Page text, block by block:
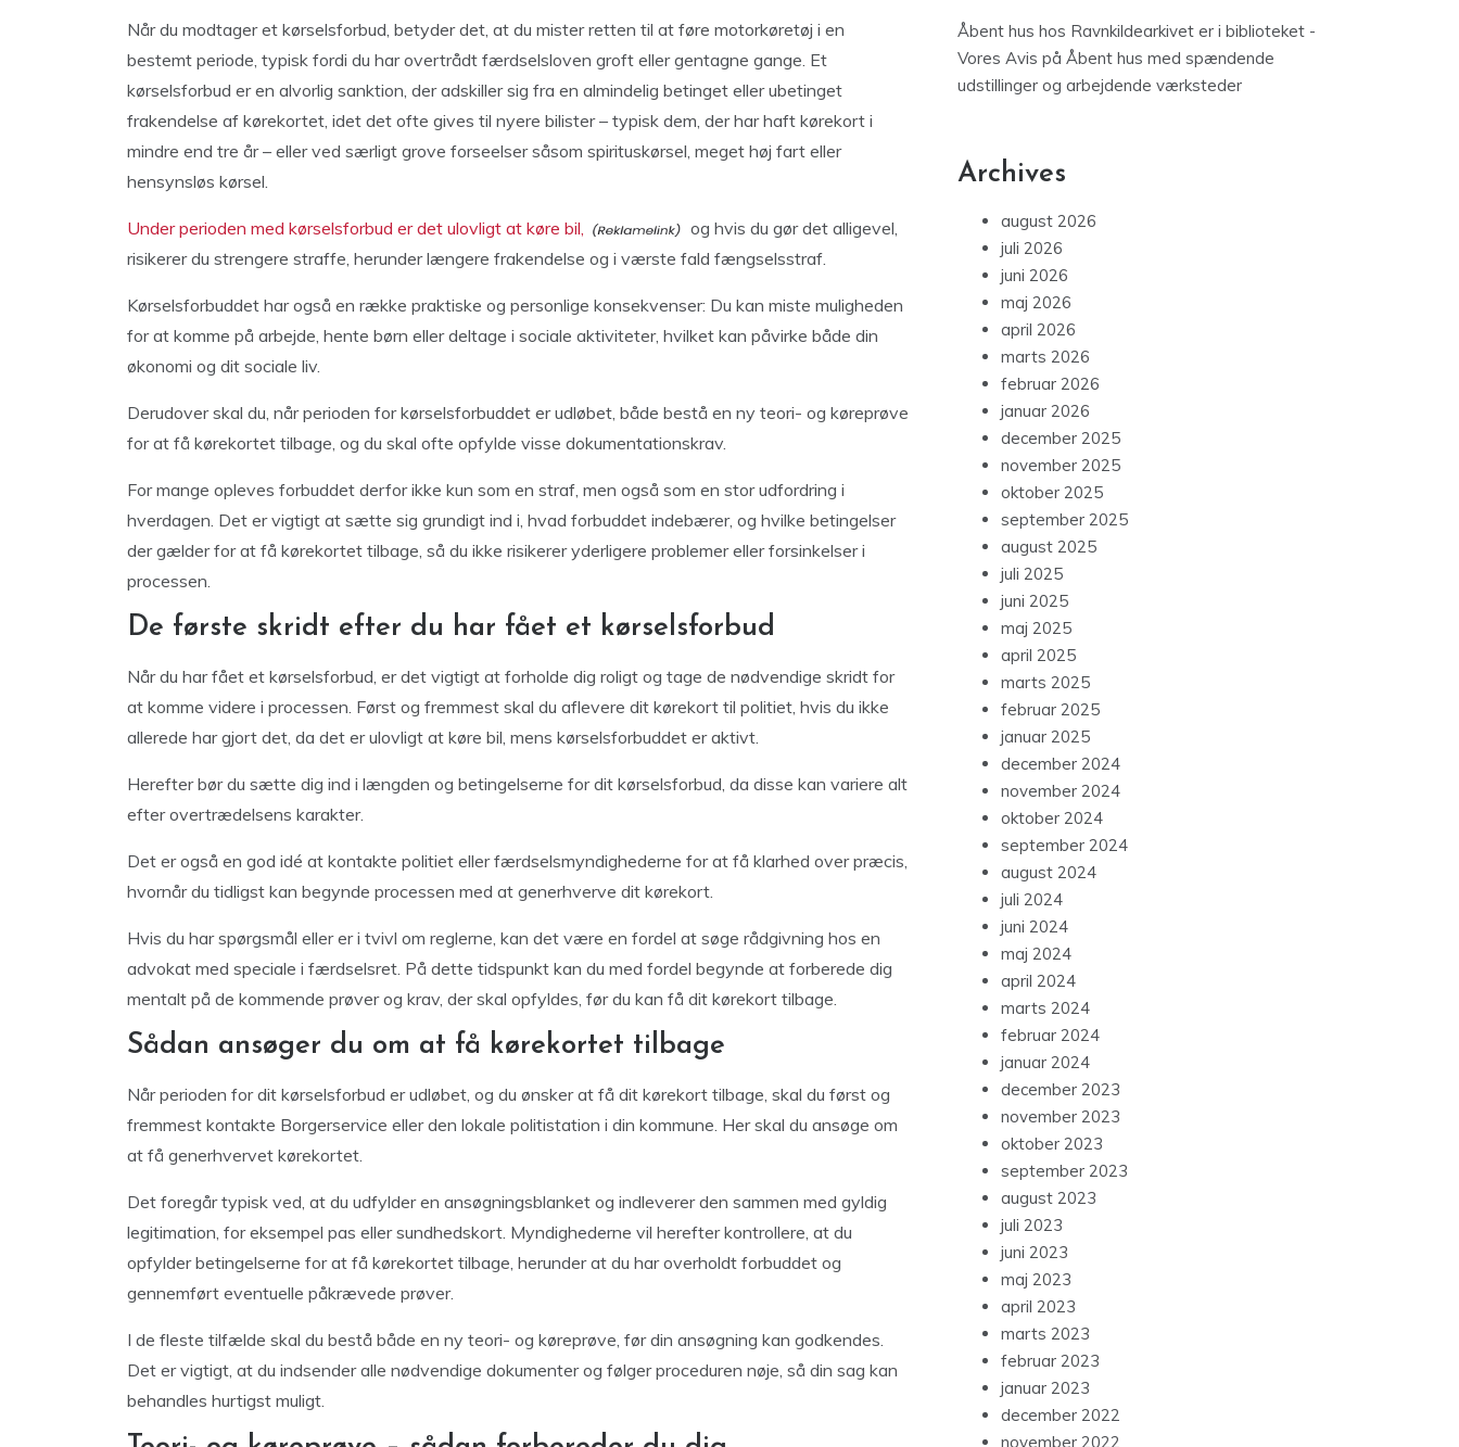
Når du modtager et kørselsforbud, betyder det, at du mister retten til at føre motorkøretøj i en
bestemt periode, typisk fordi du har overtrådt færdselsloven groft eller gentagne gange. Et
kørselsforbud er en alvorlig sanktion, der adskiller sig fra en almindelig betinget eller ubetinget
frakendelse af kørekortet, idet det ofte gives til nyere bilister – typisk dem, der har haft kørekort i
mindre end tre år – eller ved særligt grove forseelser såsom spirituskørsel, meget høj fart eller
hensynsløs kørsel.
Under perioden med kørselsforbud er det ulovligt at køre bil,
og hvis du gør det alligevel,
risikerer du strengere straffe, herunder længere frakendelse og i værste fald fængselsstraf.
Kørselsforbuddet har også en række praktiske og personlige konsekvenser: Du kan miste muligheden
for at komme på arbejde, hente børn eller deltage i sociale aktiviteter, hvilket kan påvirke både din
økonomi og dit sociale liv.
Derudover skal du, når perioden for kørselsforbuddet er udløbet, både bestå en ny teori- og køreprøve
for at få kørekortet tilbage, og du skal ofte opfylde visse dokumentationskrav.
For mange opleves forbuddet derfor ikke kun som en straf, men også som en stor udfordring i
hverdagen. Det er vigtigt at sætte sig grundigt ind i, hvad forbuddet indebærer, og hvilke betingelser
der gælder for at få kørekortet tilbage, så du ikke risikerer yderligere problemer eller forsinkelser i
processen.
De første skridt efter du har fået et kørselsforbud
Når du har fået et kørselsforbud, er det vigtigt at forholde dig roligt og tage de nødvendige skridt for
at komme videre i processen. Først og fremmest skal du aflevere dit kørekort til politiet, hvis du ikke
allerede har gjort det, da det er ulovligt at køre bil, mens kørselsforbuddet er aktivt.
Herefter bør du sætte dig ind i længden og betingelserne for dit kørselsforbud, da disse kan variere alt
efter overtrædelsens karakter.
Det er også en god idé at kontakte politiet eller færdselsmyndighederne for at få klarhed over præcis,
hvornår du tidligst kan begynde processen med at generhverve dit kørekort.
Hvis du har spørgsmål eller er i tvivl om reglerne, kan det være en fordel at søge rådgivning hos en
advokat med speciale i færdselsret. På dette tidspunkt kan du med fordel begynde at forberede dig
mentalt på de kommende prøver og krav, der skal opfyldes, før du kan få dit kørekort tilbage.
Sådan ansøger du om at få kørekortet tilbage
Når perioden for dit kørselsforbud er udløbet, og du ønsker at få dit kørekort tilbage, skal du først og
fremmest kontakte Borgerservice eller den lokale politistation i din kommune. Her skal du ansøge om
at få generhvervet kørekortet.
Det foregår typisk ved, at du udfylder en ansøgningsblanket og indleverer den sammen med gyldig
legitimation, for eksempel pas eller sundhedskort. Myndighederne vil herefter kontrollere, at du
opfylder betingelserne for at få kørekortet tilbage, herunder at du har overholdt forbuddet og
gennemført eventuelle påkrævede prøver.
I de fleste tilfælde skal du bestå både en ny teori- og køreprøve, før din ansøgning kan godkendes.
Det er vigtigt, at du indsender alle nødvendige dokumenter og følger proceduren nøje, så din sag kan
behandles hurtigst muligt.
Åbent hus hos Ravnkildearkivet er i biblioteket -
Vores Avis på Åbent hus med spændende
udstillinger og arbejdende værksteder
Archives
august 2026
juli 2026
juni 2026
maj 2026
april 2026
marts 2026
februar 2026
januar 2026
december 2025
november 2025
oktober 2025
september 2025
august 2025
juli 2025
juni 2025
maj 2025
april 2025
marts 2025
februar 2025
januar 2025
december 2024
november 2024
oktober 2024
september 2024
august 2024
juli 2024
juni 2024
maj 2024
april 2024
marts 2024
februar 2024
januar 2024
december 2023
november 2023
oktober 2023
september 2023
august 2023
juli 2023
juni 2023
maj 2023
april 2023
marts 2023
februar 2023
januar 2023
december 2022
november 2022